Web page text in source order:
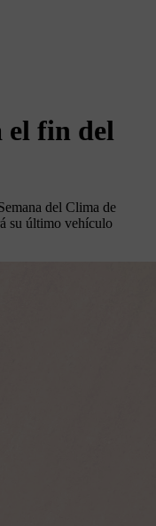
el fin del
del Clima de
su último vehículo